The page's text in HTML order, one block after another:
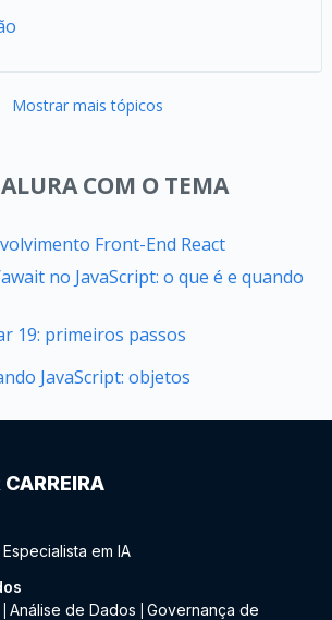
Mostrar mais tópicos
COM O TEMA
Front-End React
no JavaScript: o que é e quando
19: primeiros passos
JavaScript: objetos
Especialista em IA
Análise de Dados
Governança de